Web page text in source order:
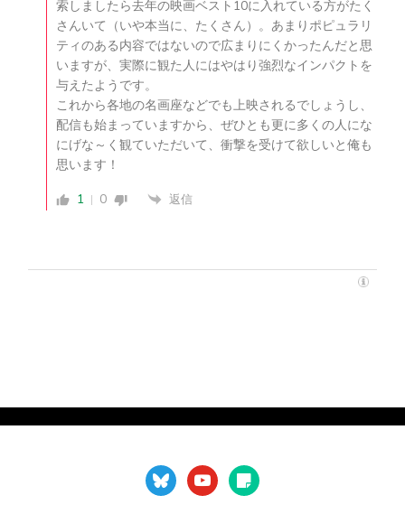
索しましたら去年の映画ベスト10に入れている方がたく
さんいて（いや本当に、たくさん）。あまりポピュラリ
ティのある内容ではないので広まりにくかったんだと思
いますが、実際に観た人にはやはり強烈なインパクトを
与えたようです。
これから各地の名画座などでも上映されるでしょうし、
配信も始まっていますから、ぜひとも更に多くの人にな
にげな～く観ていただいて、衝撃を受けて欲しいと俺も
思います！
1
0 返信
blueskyyoutubesticky-
note